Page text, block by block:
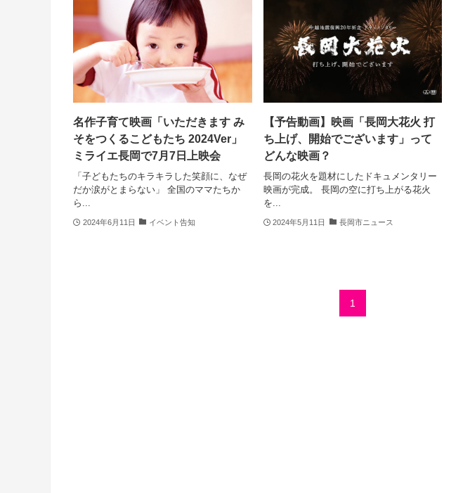
名作子育て映画「いただきます み
そをつくるこどもたち 2024Ver」
ミライエ長岡で7月7日上映会
「子どもたちのキラキラした笑顔に、なぜ
だか涙がとまらない」 全国のママたちか
ら...
2024年6月11日 イベント告知
【予告動画】映画「長岡大花火 打
ち上げ、開始でございます」って
どんな映画？
長岡の花火を題材にしたドキュメンタリー
映画が完成。 長岡の空に打ち上がる花火
を...
2024年5月11日 長岡市ニュース
1